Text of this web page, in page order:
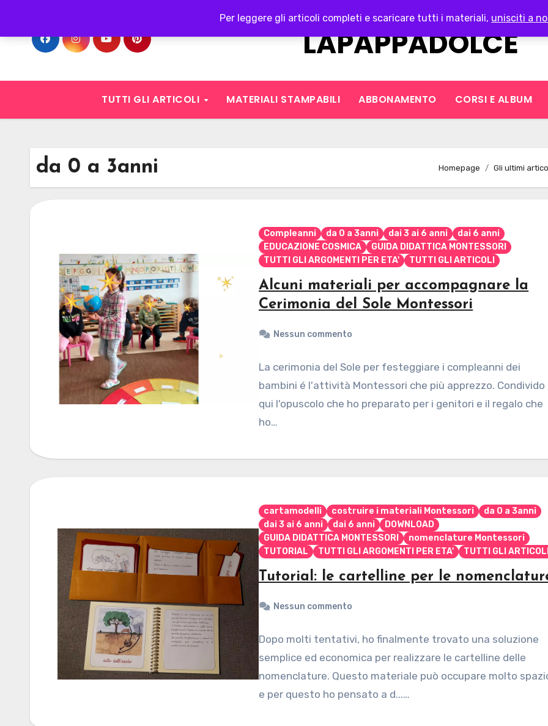
Per leggere gli articoli completi e scaricare tutti i materiali, unisciti a
content
LAPAPPADOLCE
TUTTI GLI ARTICOLI MATERIALI STAMPABILI ABBONAMENTO CORSI E ALBUM
da 0 a 3anni Homepage Gli ultimi
Compleanni da 0 a 3anni dai 3 ai 6 anni
dai 6 anni
EDUCAZIONE COSMICA
GUIDA DIDATTICA MONTESSORI
TUTTI GLI ARGOMENTI PER ETA'
TUTTI GLI ARTICOLI
Alcuni materiali per accompagnare la
Cerimonia del Sole Montessori
Nessun commento
La cerimonia del Sole per festeggiare i compleanni dei
bambini é l'attività Montessori che più apprezzo. Condivido
qui l'opuscolo che ho preparato per i genitori e il regalo che
ho…
cartamodelli costruire i materiali Montessori
da 0 a 3anni
dai 3 ai 6 anni
dai 6 anni
DOWNLOAD
GUIDA DIDATTICA MONTESSORI
nomenclature Montessori
TUTORIAL
TUTTI GLI ARGOMENTI PER ETA' TUTTI GLI
Tutorial: le cartelline per le
Nessun commento
Dopo molti tentativi, ho finalmente trovato una soluzione
semplice ed economica per realizzare le cartelline delle
nomenclature. Questo materiale può occupare molto
e per questo ho pensato a d...…